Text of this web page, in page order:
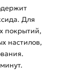
Для
покрытий,
настилов,